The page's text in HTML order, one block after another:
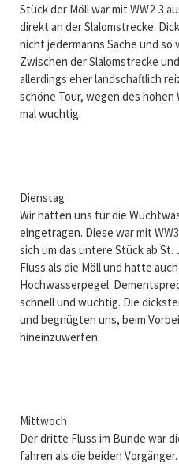
Stück der Möll war mit WW2-3
direkt an der Slalomstrecke.
nicht jedermanns Sache und so
Zwischen der Slalomstrecke
allerdings eher landschaftlich
schöne Tour, wegen des hohen
mal wuchtig.
Dienstag
Wir hatten uns für die
eingetragen. Diese war mit
sich um das untere Stück ab
Fluss als die Möll und hatte
Hochwasserpegel.
schnell und wuchtig. Die
und begnügten uns, beim
hineinzuwerfen.
Mittwoch
Der dritte Fluss im Bunde war
fahren als die beiden